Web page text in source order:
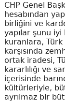
CHP Genel
hesabından
birliğini ve
yapılar şunu
kuranlara,
karşısında
ortak iradesi,
kararlılığı ve
içerisinde
kültürleriyle,
ayrılmaz bir